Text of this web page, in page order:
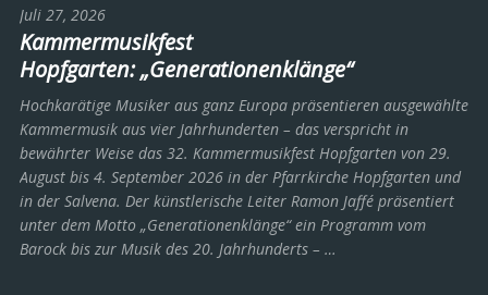
Juli 27, 2026
Kammermusikfest
Hopfgarten: „Generationenklänge“
Hochkarätige Musiker aus ganz Europa präsentieren ausgewählte
Kammermusik aus vier Jahrhunderten – das verspricht in
bewährter Weise das 32. Kammermusikfest Hopfgarten von 29.
August bis 4. September 2026 in der Pfarrkirche Hopfgarten und
in der Salvena. Der künstlerische Leiter Ramon Jaffé präsentiert
unter dem Motto „Generationenklänge“ ein Programm vom
Barock bis zur Musik des 20. Jahrhunderts ­– …